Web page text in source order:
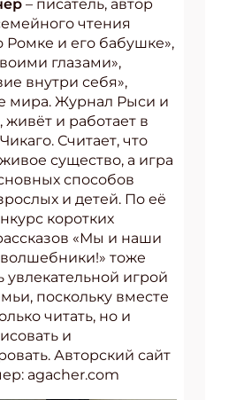
– писатель, автор
чтения
Ромке и его бабушке»,
глазами»,
внутри себя»,
мира. Журнал Рыси и
живёт и работает в
Считает, что
существо, а игра
способов
и детей. По её
коротких
«Мы и наши
тоже
увлекательной игрой
поскольку вместе
читать, но и
и
Авторский сайт
agacher.com